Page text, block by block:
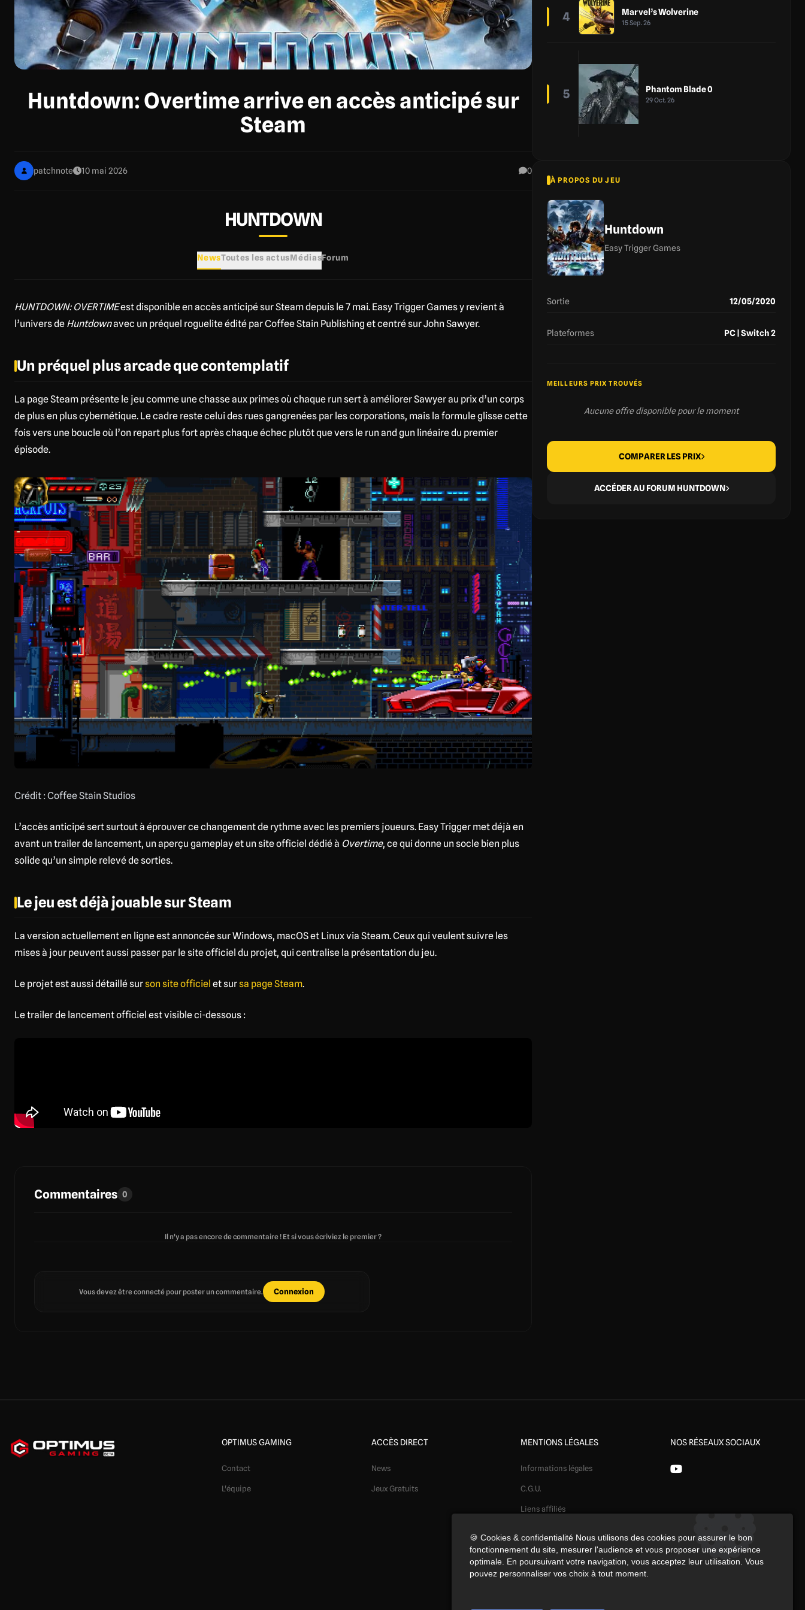
Huntdown: Overtime arrive en accès anticipé sur
Steam
patchnote 10 mai 2026 0
HUNTDOWN
NewsToutes les actusMédiasForum
HUNTDOWN: OVERTIMEest disponible en accès anticipé sur Steam depuis le 7 mai. Easy Trigger Games y revient à
l’univers de Huntdownavec un préquel roguelite édité par Coffee Stain Publishing et centré sur John Sawyer.
Un préquel plus arcade que contemplatif
La page Steam présente le jeu comme une chasse aux primes où chaque run sert à améliorer Sawyer au prix d’un corps
de plus en plus cybernétique. Le cadre reste celui des rues gangrenées par les corporations, mais la formule glisse cette
fois vers une boucle où l’on repart plus fort après chaque échec plutôt que vers le run and gun linéaire du premier
épisode.
Crédit : Coffee Stain Studios
L’accès anticipé sert surtout à éprouver ce changement de rythme avec les premiers joueurs. Easy Trigger met déjà en
avant un trailer de lancement, un aperçu gameplay et un site officiel dédié à Overtime, ce qui donne un socle bien plus
solide qu’un simple relevé de sorties.
Le jeu est déjà jouable sur Steam
La version actuellement en ligne est annoncée sur Windows, macOS et Linux via Steam. Ceux qui veulent suivre les
mises à jour peuvent aussi passer par le site officiel du projet, qui centralise la présentation du jeu.
Le projet est aussi détaillé surson site officiel et sursa page Steam.
Le trailer de lancement officiel est visible ci-dessous :
Commentaires 0
Il n'y a pas encore de commentaire ! Et si vous écriviez le premier ?
Vous devez être connecté pour poster un commentaire. Connexion
4 Marvel’s Wolverine
15 Sep. 26
5 Phantom Blade 0
29 Oct. 26
À PROPOS DU JEU
Huntdown
Easy Trigger Games
Sortie 12/05/2020
Plateformes PC | Switch 2
MEILLEURS PRIX TROUVÉS
Aucune offre disponible pour le moment
COMPARER LES PRIX
ACCÉDER AU FORUM HUNTDOWN
OPTIMUS GAMING
Contact
L'équipe
ACCÈS DIRECT
News
Jeux Gratuits
MENTIONS LÉGALES
Informations légales
C.G.U.
Liens affiliés
Confidentialité
Cookies
NOS RÉSEAUX SOCIAUX
🍪 Cookies & confidentialité Nous utilisons des cookies pour assurer le bon
fonctionnement du site, mesurer l'audience et vous proposer une expérience
optimale. En poursuivant votre navigation, vous acceptez leur utilisation. Vous
pouvez personnaliser vos choix à tout moment.